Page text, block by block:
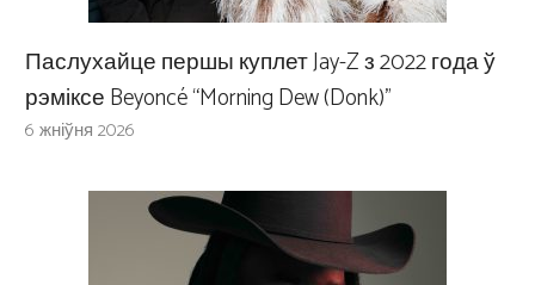
Паслухайце першы куплет Jay-Z з 2022 года ў
рэміксе Beyoncé “Morning Dew (Donk)”
6 жніўня 2026